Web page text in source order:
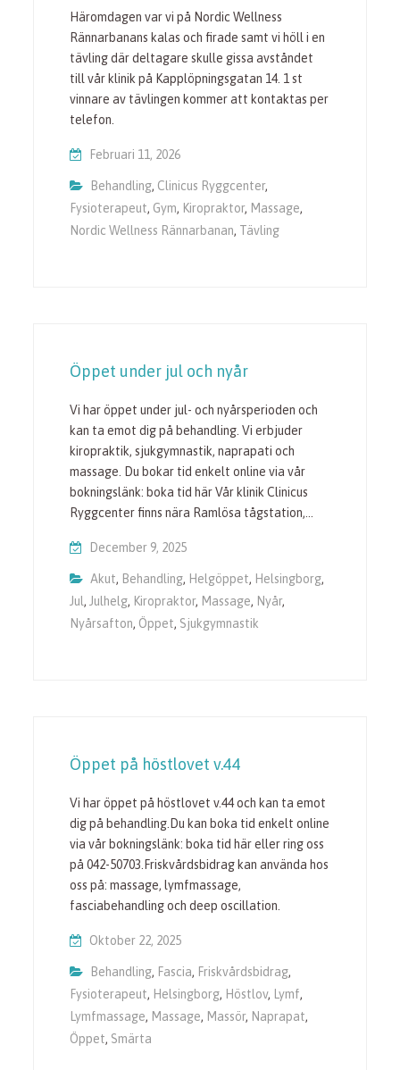
Häromdagen var vi på Nordic Wellness
Rännarbanans kalas och firade samt vi höll i en
tävling där deltagare skulle gissa avståndet
till vår klinik på Kapplöpningsgatan 14. 1 st
vinnare av tävlingen kommer att kontaktas per
telefon.
Februari 11, 2026
Behandling, Clinicus Ryggcenter,
Fysioterapeut, Gym, Kiropraktor, Massage,
Nordic Wellness Rännarbanan, Tävling
Öppet under jul och nyår
Vi har öppet under jul- och nyårsperioden och
kan ta emot dig på behandling. Vi erbjuder
kiropraktik, sjukgymnastik, naprapati och
massage. Du bokar tid enkelt online via vår
bokningslänk: boka tid här Vår klinik Clinicus
Ryggcenter finns nära Ramlösa tågstation,…
December 9, 2025
Akut, Behandling, Helgöppet, Helsingborg,
Jul , Julhelg, Kiropraktor, Massage, Nyår,
Nyårsafton, Öppet, Sjukgymnastik
Öppet på höstlovet v.44
Vi har öppet på höstlovet v.44 och kan ta emot
dig på behandling.Du kan boka tid enkelt online
via vår bokningslänk: boka tid här eller ring oss
på 042-50703.Friskvårdsbidrag kan använda hos
oss på: massage, lymfmassage,
fasciabehandling och deep oscillation.
Oktober 22, 2025
Behandling, Fascia, Friskvårdsbidrag,
Fysioterapeut, Helsingborg, Höstlov, Lymf,
Lymfmassage, Massage, Massör, Naprapat,
Öppet, Smärta